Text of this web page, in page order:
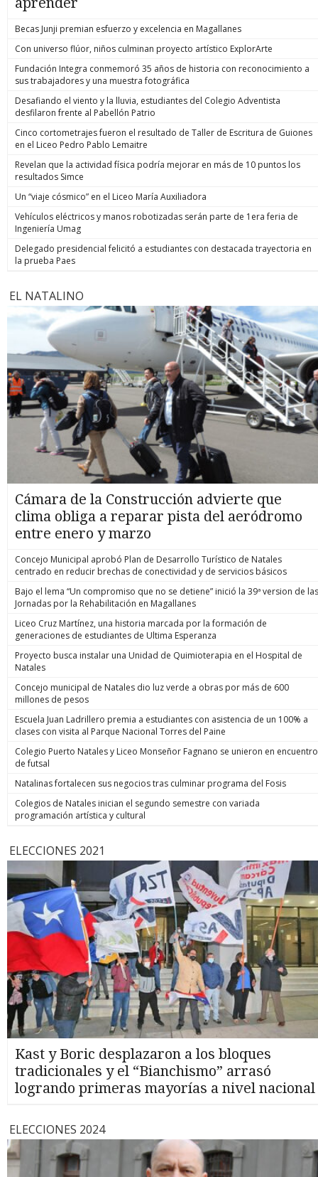
Becas Junji premian esfuerzo y excelencia en Magallanes
Con universo flúor, niños culminan proyecto artístico ExplorArte
Fundación Integra conmemoró 35 años de historia con reconocimiento a
sus trabajadores y una muestra fotográfica
Desafiando el viento y la lluvia, estudiantes del Colegio Adventista
desfilaron frente al Pabellón Patrio
Cinco cortometrajes fueron el resultado de Taller de Escritura de Guiones
en el Liceo Pedro Pablo Lemaitre
Revelan que la actividad física podría mejorar en más de 10 puntos los
resultados Simce
Un “viaje cósmico” en el Liceo María Auxiliadora
Vehículos eléctricos y manos robotizadas serán parte de 1era feria de
Ingeniería Umag
Delegado presidencial felicitó a estudiantes con destacada trayectoria en
la prueba Paes
EL NATALINO
Cámara de la Construcción advierte que
clima obliga a reparar pista del aeródromo
entre enero y marzo
Concejo Municipal aprobó Plan de Desarrollo Turístico de Natales
centrado en reducir brechas de conectividad y de servicios básicos
Bajo el lema “Un compromiso que no se detiene” inició la 39ª version de las
Jornadas por la Rehabilitación en Magallanes
Liceo Cruz Martínez, una historia marcada por la formación de
generaciones de estudiantes de Ultima Esperanza
Proyecto busca instalar una Unidad de Quimioterapia en el Hospital de
Natales
Concejo municipal de Natales dio luz verde a obras por más de 600
millones de pesos
Escuela Juan Ladrillero premia a estudiantes con asistencia de un 100% a
clases con visita al Parque Nacional Torres del Paine
Colegio Puerto Natales y Liceo Monseñor Fagnano se unieron en encuentro
de futsal
Natalinas fortalecen sus negocios tras culminar programa del Fosis
Colegios de Natales inician el segundo semestre con variada
programación artística y cultural
ELECCIONES 2021
Kast y Boric desplazaron a los bloques
tradicionales y el “Bianchismo” arrasó
logrando primeras mayorías a nivel nacional
ELECCIONES 2024